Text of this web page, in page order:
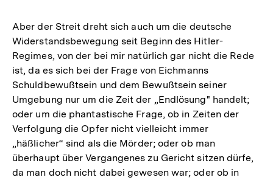
Aber der Streit dreht sich auch um die deutsche
Widerstandsbewegung seit Beginn des Hitler-
Regimes, von der bei mir natürlich gar nicht die Rede
ist, da es sich bei der Frage von Eichmanns
Schuldbewußtsein und dem Bewußtsein seiner
Umgebung nur um die Zeit der „Endlösung" handelt;
oder um die phantastische Frage, ob in Zeiten der
Verfolgung die Opfer nicht vielleicht immer
„häßlicher“ sind als die Mörder; oder ob man
überhaupt über Vergangenes zu Gericht sitzen dürfe,
da man doch nicht dabei gewesen war; oder ob in